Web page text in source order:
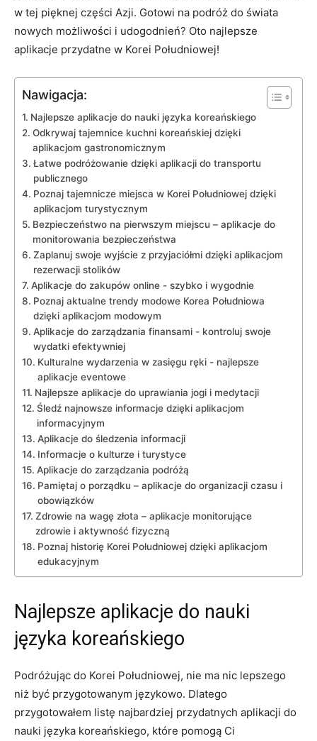
w⁢ tej pięknej części ‌Azji.‌ Gotowi na podróż do świata
nowych możliwości i udogodnień? Oto najlepsze
aplikacje przydatne w Korei⁣ Południowej!
Nawigacja:
Najlepsze aplikacje‍ do⁤ nauki języka koreańskiego
Odkrywaj ⁣tajemnice⁤ kuchni ​koreańskiej dzięki
⁢aplikacjom ​gastronomicznym
Łatwe podróżowanie dzięki aplikacji do transportu
publicznego
Poznaj⁣ tajemnicze miejsca w Korei Południowej dzięki
aplikacjom turystycznym
Bezpieczeństwo na pierwszym miejscu⁢ – aplikacje ⁢do
monitorowania bezpieczeństwa
Zaplanuj swoje wyjście z przyjaciółmi dzięki aplikacjom
rezerwacji stolików
Aplikacje‌ do⁢ zakupów online ⁤- szybko i wygodnie
Poznaj ‌aktualne ‍trendy ⁣modowe ‌Korea ‍Południowa
dzięki aplikacjom ‌modowym
Aplikacje ‍do⁢ zarządzania finansami -⁣ kontroluj ⁢swoje‍
wydatki efektywniej
Kulturalne wydarzenia​ w zasięgu⁢ ręki -‍ najlepsze
‌aplikacje⁢ eventowe
Najlepsze aplikacje ‌do uprawiania jogi i‍ medytacji
Śledź najnowsze informacje‍ dzięki⁤ aplikacjom⁤
informacyjnym
Aplikacje ⁢do śledzenia⁤ informacji
Informacje o ‌kulturze i⁢ turystyce
Aplikacje do zarządzania podróżą
Pamiętaj ⁤o ‌porządku – aplikacje do organizacji czasu​ i
obowiązków
Zdrowie ​na wagę złota – aplikacje monitorujące
zdrowie⁣ i ​aktywność​ fizyczną
Poznaj historię ⁣Korei Południowej dzięki⁢ aplikacjom⁢
edukacyjnym
Najlepsze aplikacje‍ do⁤ nauki
języka koreańskiego
Podróżując do Korei ​Południowej, nie ma ​nic lepszego
niż być przygotowanym językowo. Dlatego
przygotowałem⁢ listę najbardziej⁤ przydatnych aplikacji do
nauki języka koreańskiego, które pomogą Ci